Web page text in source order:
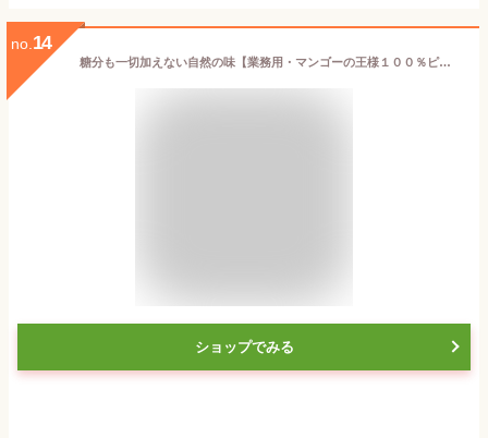
no. 14
糖分も一切加えない自然の味【業務用・マンゴーの王様１００％ピューレ（１Kg入り）常温保存タイプ】
ショップでみる